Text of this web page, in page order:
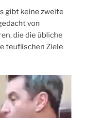
gibt keine zweite
von
die die übliche
teuflischen Ziele